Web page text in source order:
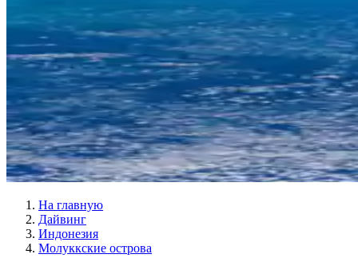
На главную
Дайвинг
Индонезия
Молуккские острова